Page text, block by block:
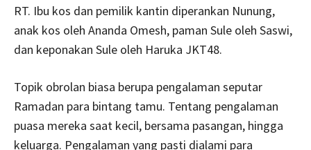
RT. Ibu kos dan pemilik kantin diperankan Nunung,
anak kos oleh Ananda Omesh, paman Sule oleh Saswi,
dan keponakan Sule oleh Haruka JKT48.
Topik obrolan biasa berupa pengalaman seputar
Ramadan para bintang tamu. Tentang pengalaman
puasa mereka saat kecil, bersama pasangan, hingga
keluarga. Pengalaman yang pasti dialami para